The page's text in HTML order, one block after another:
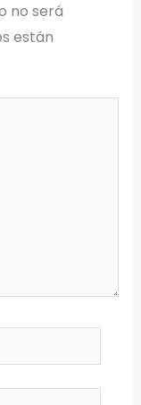
no será
están